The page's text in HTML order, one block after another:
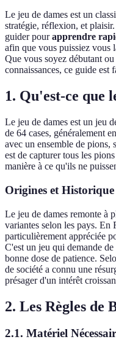
Le jeu de dames est un
stratégie, réflexion, et
guider pourapprendre
afin que vous puissiez vous
Que vous soyez débutant
connaissances, ce guide est
1. Qu'est-ce que
Le jeu de dames est un jeu
de 64 cases, généralement
avec un ensemble de pions,
est de capturer tous les
manière à ce qu'ils ne
Origines et Historique
Le jeu de dames remonte à
variantes selon les pays. En
particulièrement appréciée
C'est un jeu qui demande
bonne dose de patience.
de société a connu une
présager d'un intérêt
2. Les Règles de
2.1. Matériel